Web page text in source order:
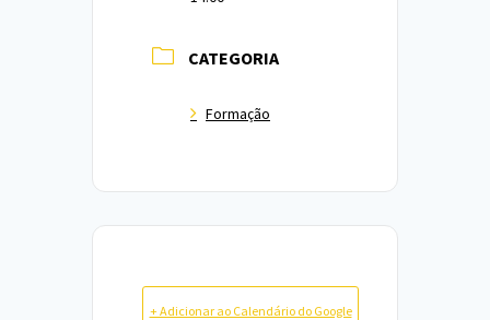
CATEGORIA
Formação
+ Adicionar ao Calendário do Google